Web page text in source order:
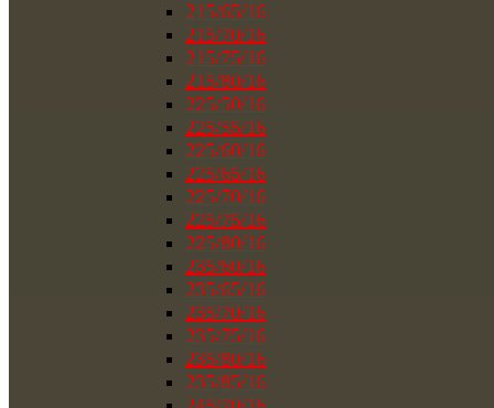
215/65/16
215/70/16
215/75/16
215/80/16
225/50/16
225/55/16
225/60/16
225/65/16
225/70/16
225/75/16
225/80/16
235/60/16
235/65/16
235/70/16
235/75/16
235/80/16
235/85/16